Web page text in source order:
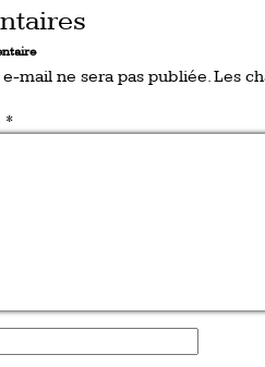
mail ne sera pas publiée.Les
*